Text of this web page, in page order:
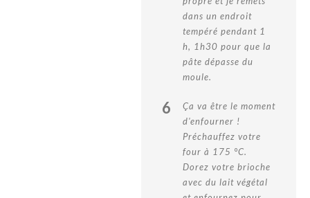
dans un endroit
tempéré pendant 1
h, 1h30 pour que la
pâte dépasse du
moule.
6
Ça va être le moment
d'enfourner !
Préchauffez votre
four à 175 °C.
Dorez votre brioche
avec du lait végétal